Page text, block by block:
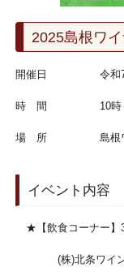
2025島根ワ
開催日 令和7年5
時 間 10時～
場 所 島根ワイ
イベント内
★【飲食コーナー】
(株)北条ワイン